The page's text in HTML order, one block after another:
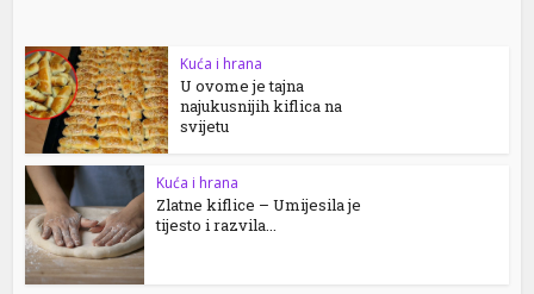
Kuća i hrana
U ovome je tajna
najukusnijih kiflica na
svijetu
Kuća i hrana
Zlatne kiflice – Umijesila je
tijesto i razvila...